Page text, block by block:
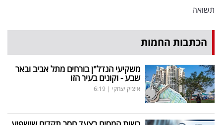
תשואה
הכתבות החמות
משקיעי הנדל"ן בורחים מתל אביב ובאר
שבע - וקונים בעיר הזו
איציק יצחקי |
6:19